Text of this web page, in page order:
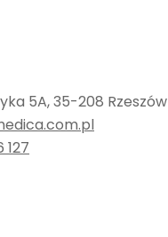
5A, 35-208 Rzeszów
127